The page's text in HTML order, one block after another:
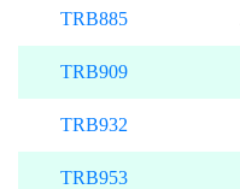
TRB885
TRB909
TRB932
TRB953